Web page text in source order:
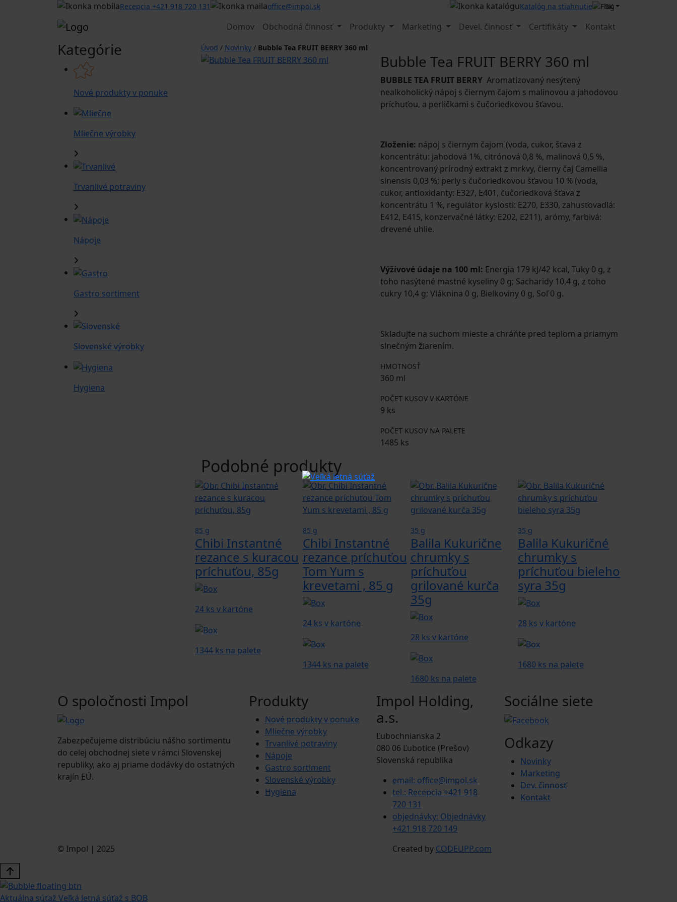
Recepcia +421 918 720 131 office@impol.sk Katalóg na stiahnutie SK
Domov Obchodná činnosť Produkty Marketing Devel. činnosť Certifikáty Kontakt
Kategórie
Nové produkty v ponuke
Mliečne výrobky
Trvanlivé potraviny
Nápoje
Gastro sortiment
Slovenské výrobky
Hygiena
Úvod / Novinky / Bubble Tea FRUIT BERRY 360 ml
Bubble Tea FRUIT BERRY 360 ml
BUBBLE TEA FRUIT BERRY Aromatizovaný nesýtený
nealkoholický nápoj s čiernym čajom s malinovou a jahodovou
príchuťou, a perličkami s čučoriedkovou šťavou.
Zloženie: nápoj s čiernym čajom (voda, cukor, šťava z
koncentrátu: jahodová 1%, citrónová 0,8 %, malinová 0,5 %,
koncentrovaný prírodný extrakt z mrkvy, čierny čaj Camellia
sinensis 0,03 %; perly s čučoriedkovou šťavou 10 % (voda,
cukor, antioxidanty: E327, E401, čučoriedková šťava z
koncentrátu 1 %, regulátor kyslosti: E270, E330, zahusťovadlá:
E412, E415, konzervačné látky: E202, E211), arómy, farbivá:
drevené uhlie.
Výživové údaje na 100 ml: Energia 179 kJ/42 kcal, Tuky 0 g, z
toho nasýtené mastné kyseliny 0 g; Sacharidy 10,4 g, z toho
cukry 10,4 g; Vláknina 0 g, Bielkoviny 0 g, Soľ 0 g.
Skladujte na suchom mieste a chráňte pred teplom a priamym
slnečným žiarením.
HMOTNOSŤ
360 ml
POČET KUSOV V KARTÓNE
9 ks
POČET KUSOV NA PALETE
1485 ks
Podobné produkty
85 g
Chibi Instantné
rezance s kuracou
príchuťou, 85g
24 ks v kartóne
1344 ks na palete
85 g
Chibi Instantné
rezance príchuťou
Tom Yum s
krevetami , 85 g
24 ks v kartóne
1344 ks na palete
35 g
Balila Kukurične
chrumky s
príchuťou
grilované kurča
35g
28 ks v kartóne
1680 ks na palete
35 g
Balila Kukuričné
chrumky s
príchuťou bieleho
syra 35g
28 ks v kartóne
1680 ks na palete
O spoločnosti Impol
Zabezpečujeme distribúciu nášho sortimentu
do celej obchodnej siete v rámci Slovenskej
republiky, ako aj priame dodávky do ostatných
krajín EÚ.
Produkty
Nové produkty v ponuke
Mliečne výrobky
Trvanlivé potraviny
Nápoje
Gastro sortiment
Slovenské výrobky
Hygiena
Impol Holding,
a.s.
Ľubochnianska 2
080 06 Ľubotice (Prešov)
Slovenská republika
email: office@impol.sk
tel.: Recepcia +421 918
720 131
objednávky: Objednávky
+421 918 720 149
Sociálne siete
Odkazy
Novinky
Marketing
Dev. činnosť
Kontakt
© Impol | 2025 Created by CODEUPP.com
Aktuálna súťaž Veľká letná súťaž s BOB